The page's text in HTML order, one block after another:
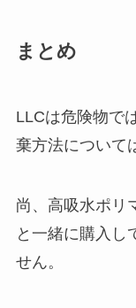
まとめ
LLCは危険物で
棄方法について
尚、高吸水ポリ
と一緒に購入し
せん。